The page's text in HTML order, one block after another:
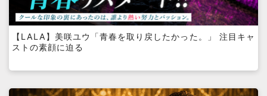
【LALA】美咲ユウ「青春を取り戻したかった。」 注目キャ
ストの素顔に迫る